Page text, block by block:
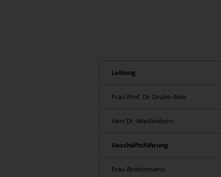
Leitung
Frau Prof. Dr. Drüke-Noe
Herr Dr. Wiedenhorn
Geschäftsführung
Frau Broichmann